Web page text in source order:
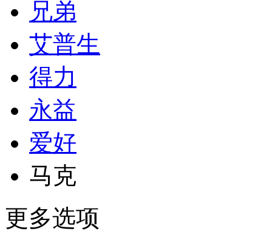
兄弟
艾普生
得力
永益
爱好
马克
更多选项